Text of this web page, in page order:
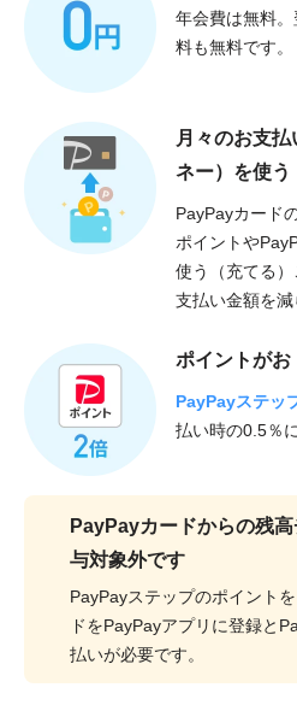
年会費は無料
料も無料です。
月々のお支払
ネー）を使う
PayPayカード
ポイントや
使う（充てる
支払い金額を減
ポイントがお
PayPayステッ
払い時の0.5％
PayPayカードからの残
与対象外です
PayPayステップのポイント
ドをPayPayアプリに登録と
払いが必要です。